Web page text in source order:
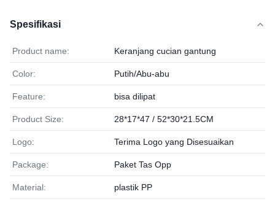
Spesifikasi
Product name: Keranjang cucian gantung
Color: Putih/Abu-abu
Feature: bisa dilipat
Product Size: 28*17*47 / 52*30*21.5CM
Logo: Terima Logo yang Disesuaikan
Package: Paket Tas Opp
Material: plastik PP